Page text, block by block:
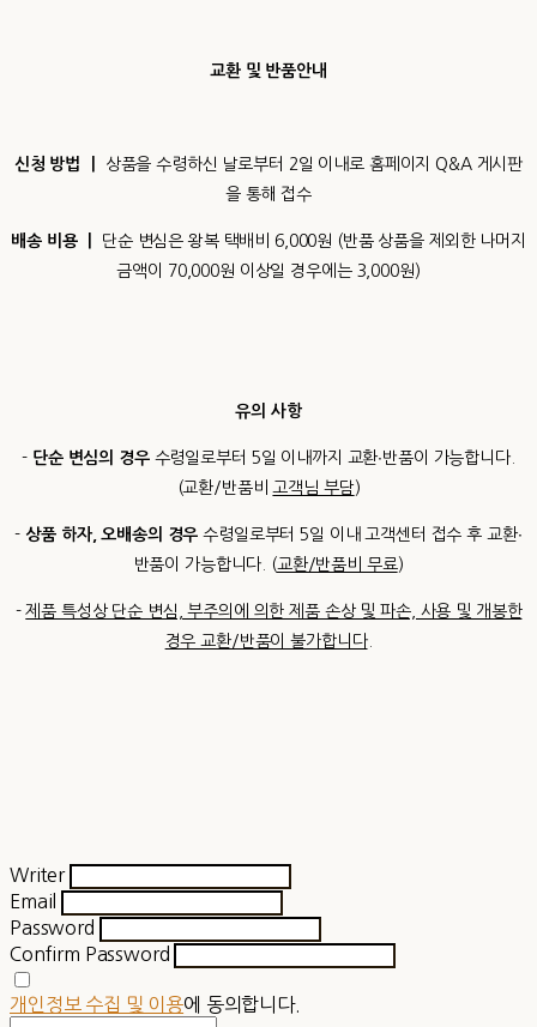
교환 및 반품안내
신청 방법 ㅣ 상품을 수령하신 날로부터 2일 이내로 홈페이지 Q&A 게시판
을 통해 접수
배송 비용 ㅣ
단순 변심은 왕복 택배비 6,000원 (반품 상품을 제외한 나머지
금액이 70,000원 이상일 경우에는 3,000원)
유의 사항
- 단순 변심의 경우수령일로부터 5일 이내까지 교환∙반품이 가능합니다.
(교환/반품비
고객님 부담)
- 상품 하자, 오배송의 경우 수령일로부터 5일 이내 고객센터 접수 후 교환∙
반품이 가능합니다. (교환/반품비 무료)
-제품 특성상 단순 변심, 부주의에 의한 제품 손상 및 파손, 사용 및 개봉한
경우 교환/반품이 불가합니다.
Writer
Email
Password
Confirm Password
개인정보 수집 및 이용에 동의합니다.